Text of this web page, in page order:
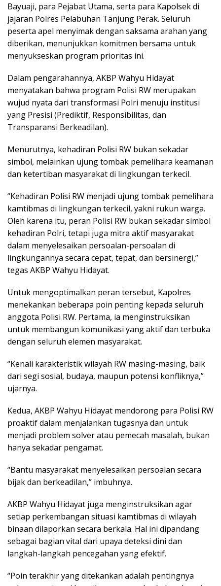
Bayuaji, para Pejabat Utama, serta para Kapolsek di
jajaran Polres Pelabuhan Tanjung Perak. Seluruh
peserta apel menyimak dengan saksama arahan yang
diberikan, menunjukkan komitmen bersama untuk
menyukseskan program prioritas ini.
Dalam pengarahannya, AKBP Wahyu Hidayat
menyatakan bahwa program Polisi RW merupakan
wujud nyata dari transformasi Polri menuju institusi
yang Presisi (Prediktif, Responsibilitas, dan
Transparansi Berkeadilan).
Menurutnya, kehadiran Polisi RW bukan sekadar
simbol, melainkan ujung tombak pemelihara keamanan
dan ketertiban masyarakat di lingkungan terkecil.
“Kehadiran Polisi RW menjadi ujung tombak pemelihara
kamtibmas di lingkungan terkecil, yakni rukun warga.
Oleh karena itu, peran Polisi RW bukan sekadar simbol
kehadiran Polri, tetapi juga mitra aktif masyarakat
dalam menyelesaikan persoalan-persoalan di
lingkungannya secara cepat, tepat, dan bersinergi,”
tegas AKBP Wahyu Hidayat.
Untuk mengoptimalkan peran tersebut, Kapolres
menekankan beberapa poin penting kepada seluruh
anggota Polisi RW. Pertama, ia menginstruksikan
untuk membangun komunikasi yang aktif dan terbuka
dengan seluruh elemen masyarakat.
“Kenali karakteristik wilayah RW masing-masing, baik
dari segi sosial, budaya, maupun potensi konfliknya,”
ujarnya.
Kedua, AKBP Wahyu Hidayat mendorong para Polisi RW
proaktif dalam menjalankan tugasnya dan untuk
menjadi problem solver atau pemecah masalah, bukan
hanya sekadar pengamat.
“Bantu masyarakat menyelesaikan persoalan secara
bijak dan berkeadilan,” imbuhnya.
AKBP Wahyu Hidayat juga menginstruksikan agar
setiap perkembangan situasi kamtibmas di wilayah
binaan dilaporkan secara berkala. Hal ini dipandang
sebagai bagian vital dari upaya deteksi dini dan
langkah-langkah pencegahan yang efektif.
“Poin terakhir yang ditekankan adalah pentingnya